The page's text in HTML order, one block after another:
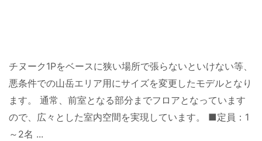
チヌーク1Pをベースに狭い場所で張らないといけない等、
悪条件での山岳エリア用にサイズを変更したモデルとなり
ます。 通常、前室となる部分までフロアとなっています
ので、広々とした室内空間を実現しています。 ■定員：1
～2名 ...